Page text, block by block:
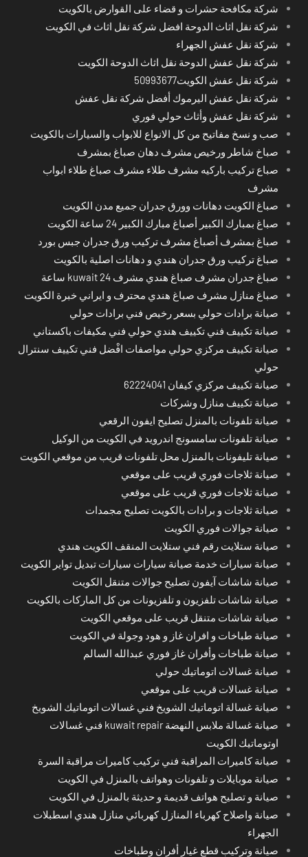
شركة مكافحة حشرات و قضاء على القوارض بالكويت
شركة نقل اثاث الدوحة افضل شركة نقل اثاث في الكويت
شركة نقل عفش الجهراء
شركة نقل عفش الدوحة نقل اثاث الدوحة الكويت
شركة نقل عفش الكويت50993677
شركة نقل عفش اليرموك أفضل شركة نقل عفش
شركة نقل عفش وأثاث حولي فوري
صب و نسخ مفاتيح من كل الانواع للابواب والسيارات بالكويت
صباخ شاطر ورخيص مشرف دهان صباغ بمشرف
صباع تركيب باركيه مشرف طلاء مشرف صباغ طلاء ابواب
مشرف
صباغ الكويت دهانات وورق جدران جميع مدن الكويت
صباغ بمبارك الكبير أصباغ مبارك الكبير 24 ساعة الكويت
صباغ بمشرف أصباغ مشرف تركيب ورق جدران جبس بورد
صباغ تركيب ورق جدران هندي و دهانات اصلية بالكويت
صباغ جدران مشرف صباغ هندي مشرف kuwait 24 ساعة
صباغ منازل مشرف صباغ هندي محترف و ايراني خبرة الكويت
صيانة برادات حولي بسعر رخيص فني برادات حولي
صيانة تكييف فني تكييف هندي حولي فني مكيفات باكستاني
صيانة تكييف مركزي حولي مواصفات افْضل فني تكييف سنترال
حولي
صيانة تكييف مركزي كيفان 62224041
صيانة تكييف منازل وشركات
صيانة تلفونات بالمنزل تصليح ايفون الرقعي
صيانة تلفونات سامسونج اندرويد في الكويت من الوكيل
صيانة تليفونات بالمنزل محل تلفونات قريب من موقعي الكويت
صيانة ثلاجات فوري قريب على موقعي
صيانة ثلاجات فوري قريب على موقعي
صيانة ثلاجات و برادات بالكويت تصليح مجمدات
صيانة جوالات فوري الكويت
صيانة ستلايت رقم فني ستلايت المنقف الكويت هندي
صيانة سيارات خدمة صيانة سيارات سيارات تبديل تواير الكويت
صيانة شاشات آيفون تصليح جوالات متنقل الكويت
صيانة شاشات تلفزيون و تلفزيونات من كل الماركات بالكويت
صيانة شاشات متنقل قريب على موقعي الكويت
صيانة طباخات و افران غاز و هود وجولة في الكويت
صيانة طباخات وأفران غاز فوري عبدالله السالم
صيانة غسالات اتوماتيك حولي
صيانة غسالات قريب على موقعي
صيانة غسالة اتوماتيك الشويخ فني غسالات اتوماتيك الشويخ
صيانة غسالة ملابس النهضة kuwait repair فني غسالات
اوتوماتيك الكويت
صيانة كاميرات المراقبة فني تركيب كاميرات مراقبة السرة
صيانة موبايلات و تلفونات وهواتف بالمنزل في الكويت
صيانة و تصليح هواتف قديمة و حديثة بالمنزل في الكويت
صيانة واصلاح كهرباء المنازل كهربائي منازل هندي اسطبلات
الجهراء
صيانة وتركيب قطع غيار أفران وطباخات